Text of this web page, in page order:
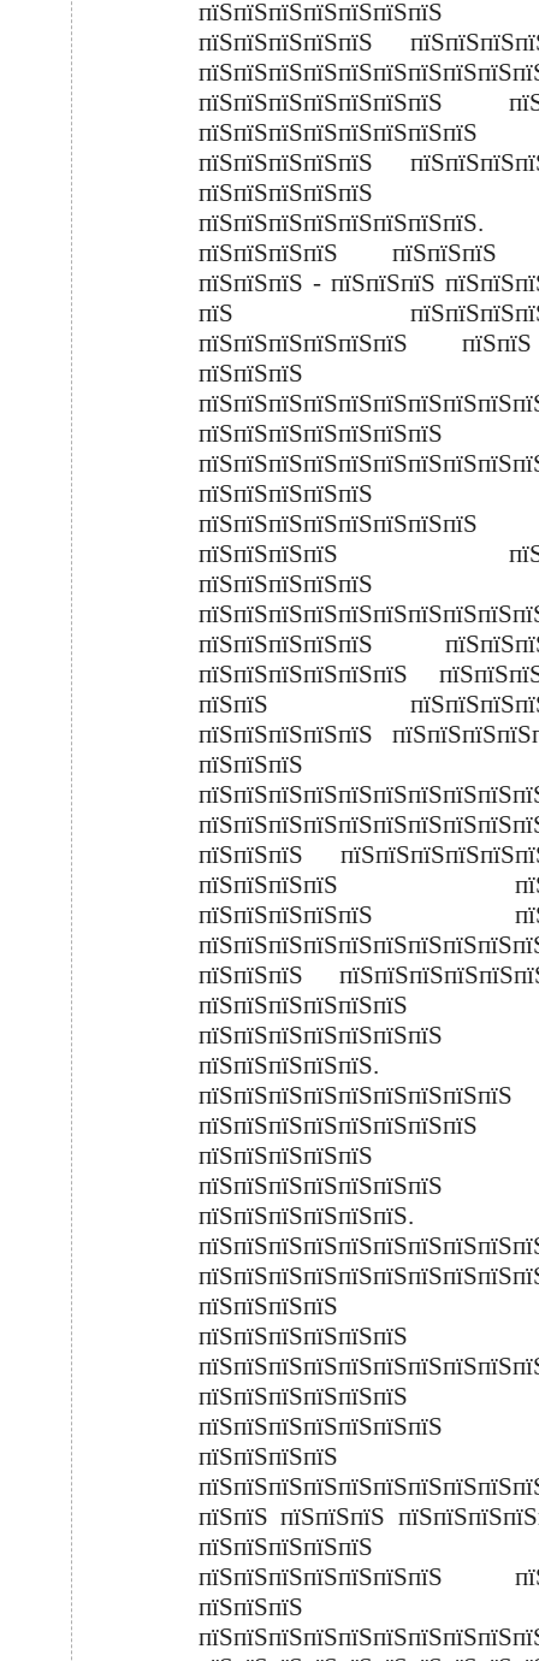
пїЅпїЅпїЅпїЅпїЅпїЅпїЅ
пїЅпїЅпїЅпїЅпїЅ
пїЅпїЅпїЅпїЅпїЅпїЅпїЅ
пїЅпїЅпїЅпїЅпїЅпїЅпїЅпїЅ
пїЅпїЅпїЅпїЅпїЅ
пїЅпїЅпїЅпїЅпїЅ
пїЅпїЅпїЅпїЅпїЅпїЅпїЅпїЅ.
пїЅпїЅпїЅпїЅ пїЅпїЅпїЅ
пїЅпїЅпїЅ - пїЅпїЅпїЅ
пїЅ
пїЅпїЅпїЅпїЅпїЅпїЅ
пїЅпїЅпїЅ
пїЅпїЅпїЅпїЅпїЅпїЅпїЅ
пїЅпїЅпїЅпїЅпїЅ
пїЅпїЅпїЅпїЅ
пїЅпїЅпїЅпїЅпїЅ
пїЅпїЅпїЅпїЅпїЅпїЅ
пїЅпїЅ
пїЅпїЅпїЅпїЅпїЅ
пїЅпїЅпїЅ
пїЅпїЅпїЅ
пїЅпїЅпїЅпїЅ
пїЅпїЅпїЅпїЅпїЅ
пїЅпїЅпїЅ
пїЅпїЅпїЅпїЅпїЅпїЅ
пїЅпїЅпїЅпїЅпїЅпїЅпїЅ
пїЅпїЅпїЅпїЅпїЅ.
пїЅпїЅпїЅпїЅпїЅпїЅпїЅпїЅпїЅ
пїЅпїЅпїЅпїЅпїЅпїЅпїЅпїЅ
пїЅпїЅпїЅпїЅпїЅ
пїЅпїЅпїЅпїЅпїЅпїЅ.
пїЅпїЅпїЅпїЅ
пїЅпїЅпїЅпїЅпїЅпїЅ
пїЅпїЅпїЅпїЅпїЅпїЅ
пїЅпїЅпїЅпїЅ
пїЅпїЅ пїЅпїЅпїЅ
пїЅпїЅпїЅпїЅпїЅ
пїЅпїЅпїЅпїЅпїЅпїЅпїЅ
пїЅпїЅпїЅ